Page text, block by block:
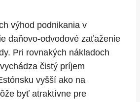
výhod podnikania v
daňovo-odvodové zaťaženie
Pri rovnakých nákladoch
čistý príjem
vyšší ako na
byť atraktívne pre